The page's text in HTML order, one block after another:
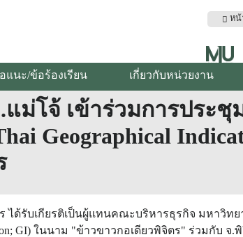
หน้
แนะ/ข้อร้องเรียน เกี่ยวกับหน่วยงาน
โจ้ เข้าร่วมการประชุ
Geographical
ด้รับเกียรติเป็นผู้แทนคณะบริหารธุรกิจ มหาวิทย
GI) ในนาม "ข้าวขาวกอเดียวพิจิตร" ร่วมกับ จ